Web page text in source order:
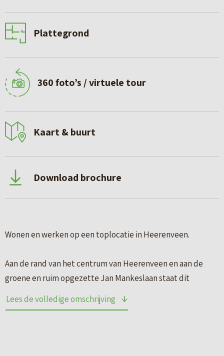
Plattegrond
360 foto’s / virtuele tour
Kaart & buurt
Download brochure
Wonen en werken op een toplocatie in Heerenveen.
Aan de rand van het centrum van Heerenveen en aan de
groene en ruim opgezette Jan Mankeslaan staat dit
mogelijkheden. Een unieke combinatie van wonen en
Lees de volledige omschrijving